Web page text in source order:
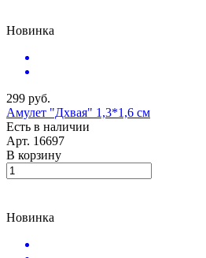
Новинка
299 руб.
Амулет "Дхвая" 1,3*1,6 см
Есть в наличии
Арт. 16697
В корзину
Новинка